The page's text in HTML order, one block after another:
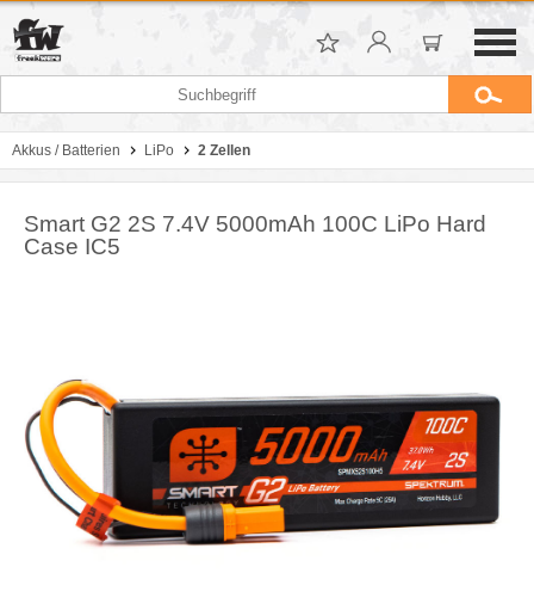
Akkus / Batterien LiPo 2 Zellen
Smart G2 2S 7.4V 5000mAh 100C LiPo Hard
Case IC5